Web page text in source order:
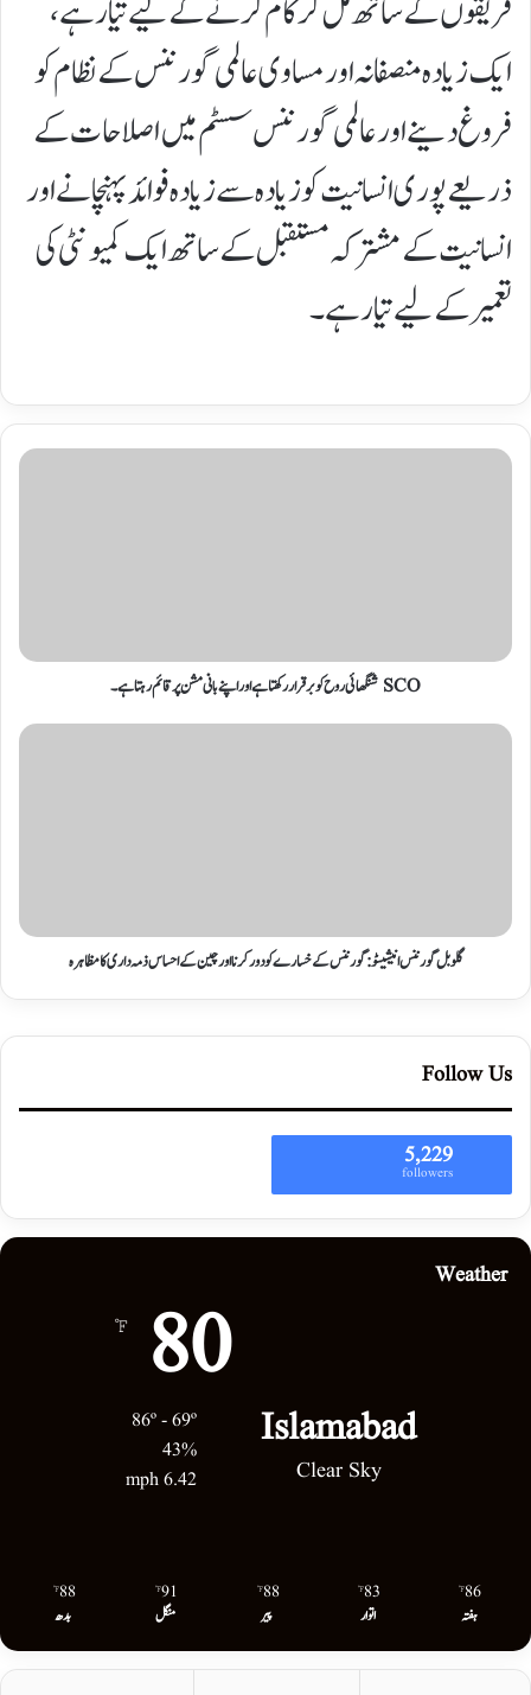
فریقوں کے ساتھ مل کر کام کرنے کے لیے تیار ہے،
ایک زیادہ منصفانہ اور مساوی عالمی گورننس کے نظام کو
فروغ دینے اور عالمی گورننس سسٹم میں اصلاحات کے
ذریعے پوری انسانیت کو زیادہ سے زیادہ فوائد پہنچانے اور
انسانیت کے مشترکہ مستقبل کے ساتھ ایک کمیونٹی کی
تعمیر کے لیے تیار ہے۔
SCO شنگھائی روح کو برقرار رکھتا ہے اور اپنے بانی مشن پر قائم رہتا ہے۔
گلوبل گورننس انیشیٹو: گورننس کے خسارے کو دور کرنا اور چین کے احساس ذمہ داری کا مظاہرہ
Follow Us
5,229
followers
Weather
Islamabad
Clear Sky
80
℉
43%
6.42 mph
86
℉
ہفتہ
83
℉
اتوار
88
℉
پیر
91
℉
منگل
88
℉
بدھ